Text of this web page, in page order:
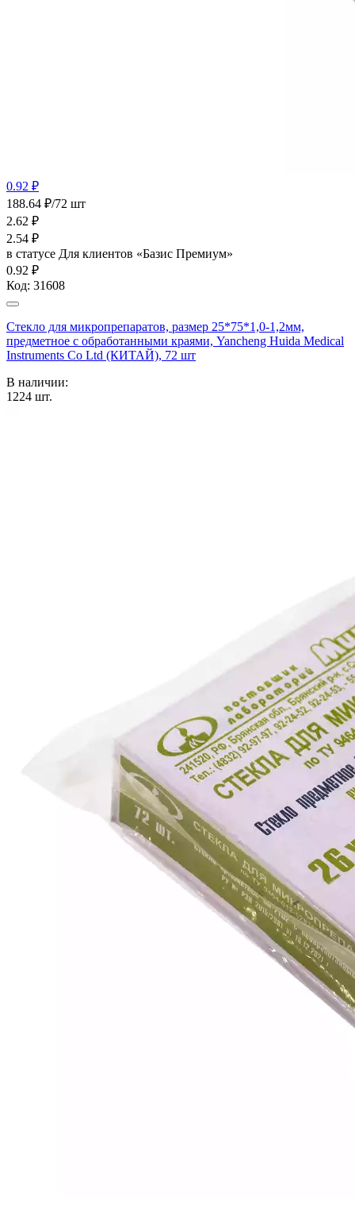
0.92 ₽
188.64 ₽/72 шт
2.62 ₽
2.54 ₽
в статусе Для клиентов «Базис Премиум»
0.92 ₽
Код: 31608
Стекло для микропрепаратов, размер 25*75*1,0-1,2мм,
предметное с обработанными краями, Yancheng Huida Medical
Instruments Co Ltd (КИТАЙ), 72 шт
В наличии:
1224 шт.